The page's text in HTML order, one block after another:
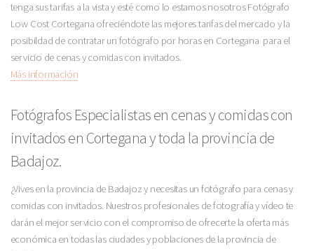
tenga sus tarifas a la vista y esté como lo estamos nosotros Fotógrafo
Low Cost Cortegana ofreciéndote las mejores tarifas del mercado y la
posibildad de contratar un fotógrafo por horas en Cortegana para el
servicio de cenas y comidas con invitados.
Más Información
Fotógrafos Especialistas en cenas y comidas con
invitados en Cortegana y toda la provincia de
Badajoz.
¿Vives en la provincia de Badajoz y necesitas un fotógrafo para cenas y
comidas con invitados. Nuestros profesionales de fotografía y vídeo te
darán el mejor servicio con el compromiso de ofrecerte la oferta más
económica en todas las ciudades y poblaciones de la provincia de